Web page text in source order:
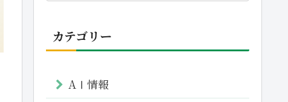
カテゴリー
AⅠ情報